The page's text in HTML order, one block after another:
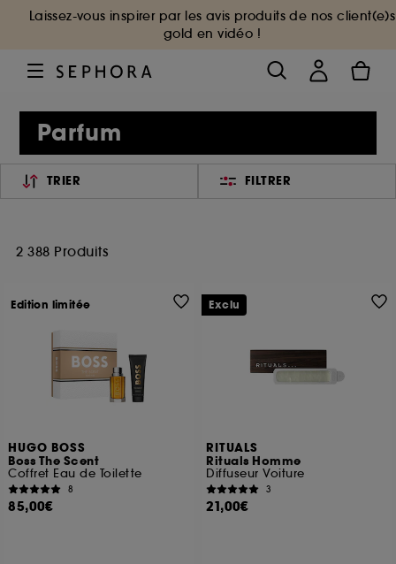
Laissez-vous inspirer par les avis produits de nos client(e)s
gold en vidéo !
Parfum
TRIER FILTRER
2 388 Produits
HUGO BOSS
Boss The Scent
Coffret Eau de Toilette
8
85,00€
Edition limitée
RITUALS
Rituals Homme
Diffuseur Voiture
3
21,00€
Exclu